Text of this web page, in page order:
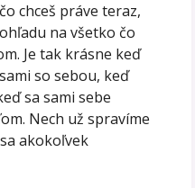
chceš práve teraz,
na všetko čo
Je tak krásne keď
so sebou, keď
sa sami sebe
Nech už spravíme
akokoľvek